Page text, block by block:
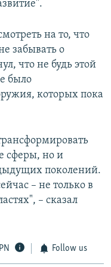
на то, что
забывать о
что не будь этой
было
которых пока
сферы, но и
поколений.
– не только в
– сказал
Follow us